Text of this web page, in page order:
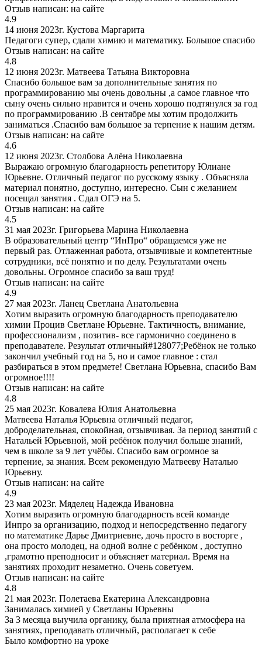
Отзыв написан: на сайте
4.9
14 июня 2023г. Кустова Маргарита
Педагоги супер, сдали химию и математику. Большое спасибо
Отзыв написан: на сайте
4.8
12 июня 2023г. Матвеева Татьяна Викторовна
Спасибо большое вам за дополнительные занятия по
программированию мы очень довольны ,а самое главное что
сыну очень сильно нравится и очень хорошо подтянулся за год
по программированию .В сентябре мы хотим продолжить
заниматься .Спасибо вам большое за терпение к нашим детям.
Отзыв написан: на сайте
4.6
12 июня 2023г. Столбова Алёна Николаевна
Выражаю огромную благодарность репетитору Юлиане
Юрьевне. Отличный педагог по русскому языку . Объясняла
материал понятно, доступно, интересно. Сын с желанием
посещал занятия . Сдал ОГЭ на 5.
Отзыв написан: на сайте
4.5
31 мая 2023г. Григорьева Марина Николаевна
В образовательный центр “ИнПро“ обращаемся уже не
первый раз. Отлаженная работа, отзывчивые и компетентные
сотрудники, всё понятно и по делу. Результатами очень
довольны. Огромное спасибо за ваш труд!
Отзыв написан: на сайте
4.9
27 мая 2023г. Ланец Светлана Анатольевна
Хотим выразить огромную благодарность преподавателю
химии Процив Светлане Юрьевне. Тактичность, внимание,
профессионализм , позитив- все гармонично соединено в
преподавателе. Результат отличный#128077;Ребёнок не только
закончил учебный год на 5, но и самое главное : стал
разбираться в этом предмете! Светлана Юрьевна, спасибо Вам
огромное!!!!
Отзыв написан: на сайте
4.8
25 мая 2023г. Ковалева Юлия Анатольевна
Матвеева Наталья Юрьевна отличный педагог,
доброделательная, спокойная, отзывчивая. За период занятий с
Натальей Юрьевной, мой ребёнок получил больше знаний,
чем в школе за 9 лет учёбы. Спасибо вам огромное за
терпение, за знания. Всем рекомендую Матвееву Наталью
Юрьевну.
Отзыв написан: на сайте
4.9
23 мая 2023г. Мяделец Надежда Ивановна
Хотим выразить огромную благодарность всей команде
Инпро за организацию, подход и непосредственно педагогу
по математике Дарье Дмитриевне, дочь просто в восторге ,
она просто молодец, на одной волне с ребёнком , доступно
,грамотно преподносит и объясняет материал. Время на
занятиях проходит незаметно. Очень советуем.
Отзыв написан: на сайте
4.8
21 мая 2023г. Полетаева Екатерина Александровна
Занималась химией у Светланы Юрьевны
За 3 месяца выучила органику, была приятная атмосфера на
занятиях, преподавать отличный, располагает к себе
Было комфортно на уроке